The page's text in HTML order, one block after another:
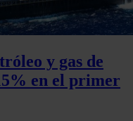
sobre el uso que
redes sociales,
a partir del uso
y gas de
en el primer